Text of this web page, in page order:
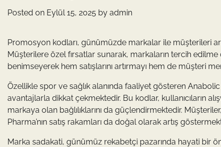
Posted on Eylül 15, 2025 by admin
Promosyon kodları, günümüzde markalar ile müşterileri
Müşterilere özel fırsatlar sunarak, markaların tercih
benimseyerek hem satışlarını artırmayı hem de müşteri
Özellikle spor ve sağlık alanında faaliyet gösteren
avantajlarla dikkat çekmektedir. Bu kodlar, kullanıcıların
markaya olan bağlılıklarını da güçlendirmektedir.
Pharma’nın satış rakamları da doğal olarak artış
Marka sadakati, günümüz rekabetçi pazarında hayati bir